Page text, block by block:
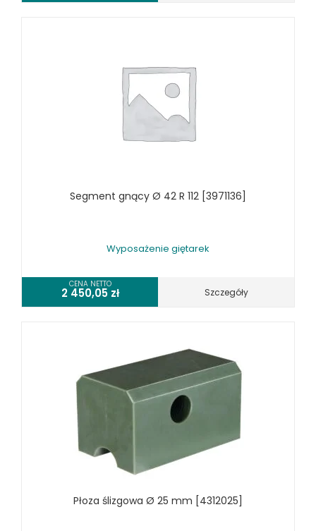
WYPOSAŻENIE GIĘTAREK
WYPOSAŻENIE GWINCIAREK
WYPOSAŻENIE ODCIĄGÓW MASZYN DO METALU
WYPOSAŻENIE PIŁ TARCZOWYCH DO METALU
WYPOSAŻENIE SPĘCZAREK
WYPOSAŻENIE WALCAREK
WYPOSAŻENIE WIERTAREK DO METALU
WYPOSAŻENIE WYKRAWAREK
WYPOSAŻENIE DODATKOWE OPTIMUM
URZĄDZENIA WARSZTATOWE I TRANSPORTOWE
SPRZĘT CZYSZCZĄCY
SPRĘŻARKI I NARZĘDZIA PNEUMATYCZNE
SPRZĘT SPAWALNICZY
KOSZT DOSTAWY
Segment gnący Ø 42 R 112 [3971136]
Wyposażenie giętarek
CENA NETTO
2 450,05 zł Szczegóły
Płoza ślizgowa Ø 25 mm [4312025]